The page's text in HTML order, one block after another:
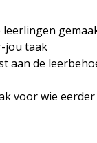
jou taak
aan de
voor wie eerder